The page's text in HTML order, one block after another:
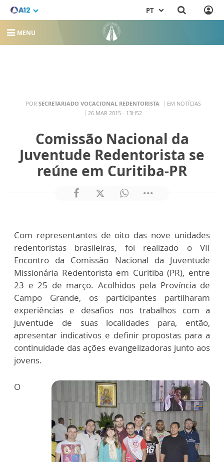
PT
MENU
POR SECRETARIADO VOCACIONAL REDENTORISTA
EM NOTÍCIAS
26 MAR 2015 - 13H52
Comissão Nacional da
Juventude Redentorista se
reúne em Curitiba-PR
Com representantes de oito das nove unidades
redentoristas brasileiras, foi realizado o VII
Encontro da Comissão Nacional da Juventude
Missionária Redentorista em Curitiba (PR), entre
23 e 25 de março. Acolhidos pela Província de
Campo Grande, os participantes partilharam
experiências e desafios nos trabalhos com a
juventude de suas localidades para, então,
apresentar indicativos e definir propostas para a
continuidade das ações evangelizadoras junto aos
jovens.
O